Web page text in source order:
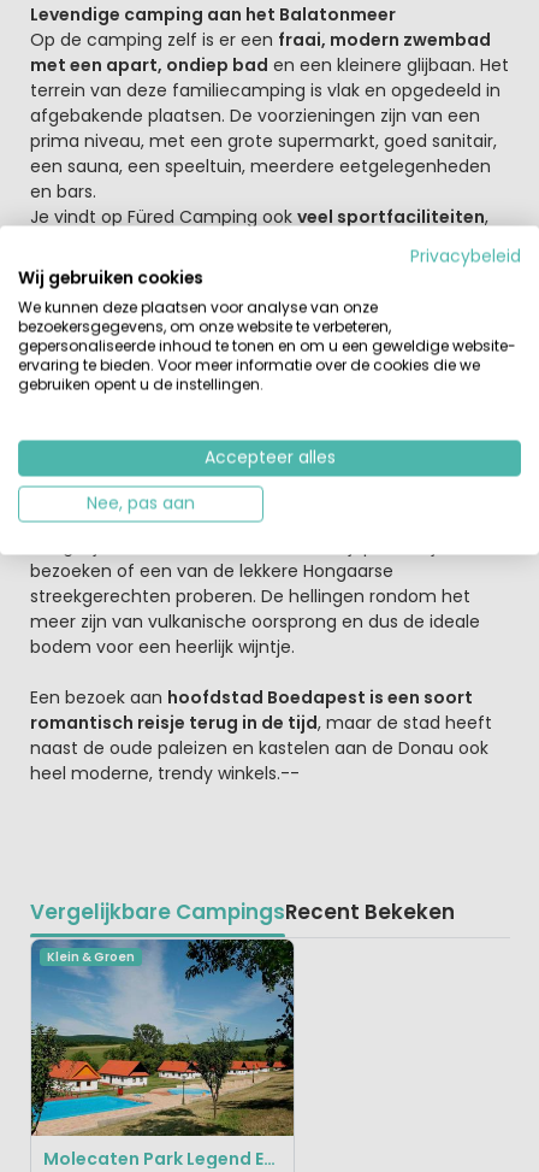
Levendige camping aan het Balatonmeer
Op de camping zelf is er een fraai, modern zwembad
met een apart, ondiep bad en een kleinere glijbaan. Het
terrein van deze familiecamping is vlak en opgedeeld in
afgebakende plaatsen. De voorzieningen zijn van een
prima niveau, met een grote supermarkt, goed sanitair,
een sauna, een speeltuin, meerdere eetgelegenheden
en bars.
Je vindt op Füred Camping ook veel sportfaciliteiten,
minigolf en tafeltennistafels.
Wandel- en fietstochten rondom het Balatonmeer
Het Balatonmeer is het grootste en warmste
zoetwatermeer van Europa en is erg geliefd om de
watersportmogelijkheden. Balatonfüred is de grootste
noordoostelijke oever.
Vanuit de haven van Balatonfüred vertrekken
rondvaartboten. Ook het nabijgelegen schiereiland van
Tihany is erg leuk om te bekijken. Wie gaat kamperen in
bezoeken of een van de lekkere Hongaarse
streekgerechten proberen. De hellingen rondom het
meer zijn van vulkanische oorsprong en dus de ideale
bodem voor een heerlijk wijntje.
Een bezoek aan hoofdstad Boedapest is een soort
romantisch reisje terug in de tijd, maar de stad heeft
naast de oude paleizen en kastelen aan de Donau ook
heel moderne, trendy winkels.--
Vergelijkbare CampingsRecent Bekeken
Klein & Groen
Molecaten Park Legend Estate
Privacybeleid
Wij gebruiken cookies
We kunnen deze plaatsen voor analyse van onze
bezoekersgegevens, om onze website te verbeteren,
gepersonaliseerde inhoud te tonen en om u een geweldige website-
ervaring te bieden. Voor meer informatie over de cookies die we
gebruiken opent u de instellingen.
Accepteer alles
Nee, pas aan